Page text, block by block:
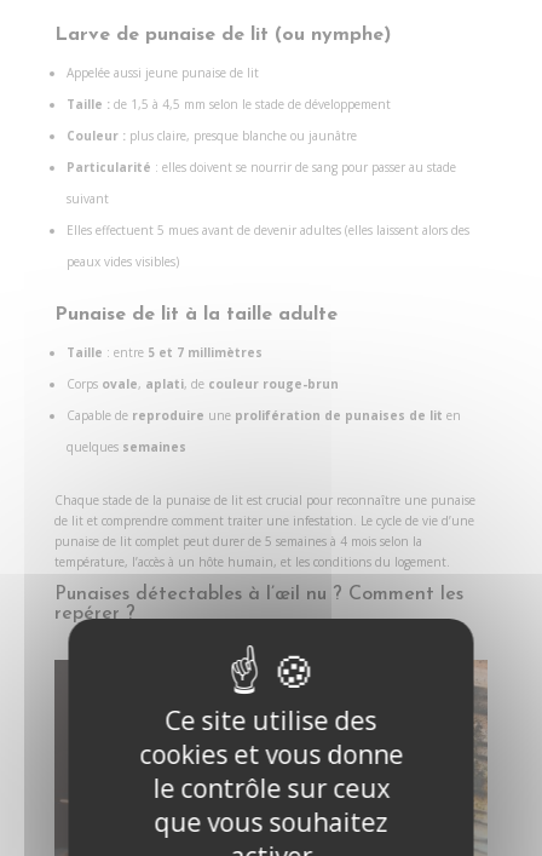
Larve de punaise de lit (ou nymphe)
Appelée aussi jeune punaise de lit
Taille : de 1,5 à 4,5 mm selon le stade de développement
Couleur :plus claire, presque blanche ou jaunâtre
Particularité : elles doivent se nourrir de sang pour passer au stade
suivant
Elles effectuent 5 mues avant de devenir adultes (elles laissent alors des
peaux vides visibles)
Punaise de lit à la taille adulte
Taille : entre 5 et 7 millimètres
Corps ovale, aplati, de couleur rouge-brun
Capable de reproduire une prolifération de punaises de lit en
quelques semaines
Chaque stade de la punaise de lit est crucial pour reconnaître une punaise
de lit et comprendre comment traiter une infestation. Le cycle de vie d’une
punaise de lit complet peut durer de 5 semaines à 4 mois selon la
température, l’accès à un hôte humain, et les conditions du logement.
Punaises détectables à l’œil nu ? Comment les
repérer ?
Ce site utilise des
cookies et vous donne
le contrôle sur ceux
que vous souhaitez